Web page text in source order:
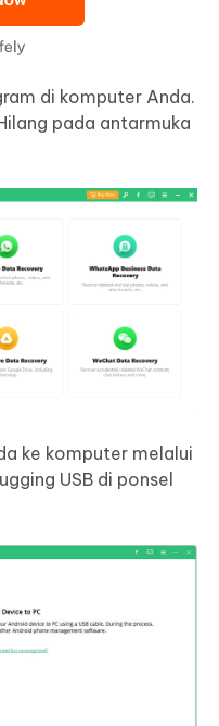
di komputer Anda.
pada antarmuka
ke komputer melalui
USB di ponsel